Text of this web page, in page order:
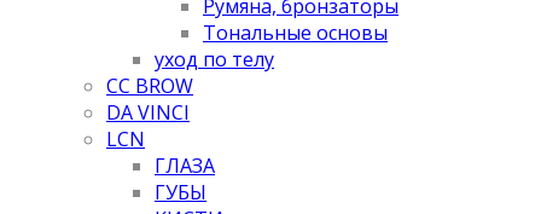
Румяна, бронзаторы
Тональные основы
уход по телу
CC BROW
DA VINCI
LCN
ГЛАЗА
ГУБЫ